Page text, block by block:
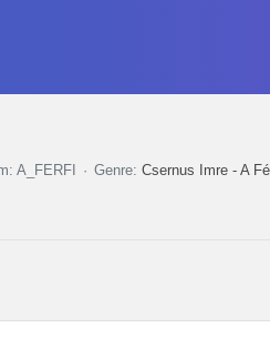
A_FERFI Genre: Csernus Imre - A